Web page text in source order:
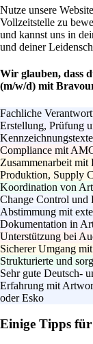
Nutze unsere
Vollzeitstelle zu
und kannst uns in
und deiner
Wir glauben, dass
(m/w/d) mit
Fachliche
Erstellung, Prüfung
Compliance mit
Zusammenarbeit
Produktion, Supply
Koordination von
Change Control und
Abstimmung mit
Dokumentation in
Unterstützung bei
Sicherer Umgang
Strukturierte und
Sehr gute Deutsch-
Erfahrung mit
oder Esko
Einige Tipps